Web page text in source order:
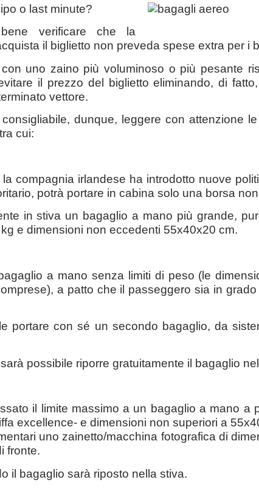
o last minute?
verificare che la
il biglietto non preveda spese extra per i
uno zaino più voluminoso o più pesante
il prezzo del biglietto eliminando, di
vettore.
dunque, leggere con attenzione
cui:
compagnia irlandese ha introdotto nuove
potrà portare in cabina solo una borsa
in stiva un bagaglio a mano più grande,
e dimensioni non eccedenti 55x40x20 cm.
a mano senza limiti di peso (le
a patto che il passeggero sia in
portare con sé un secondo bagaglio, da
possibile riporre gratuitamente il bagaglio
il limite massimo a un bagaglio a mano a
excellence- e dimensioni non superiori a
uno zainetto/macchina fotografica di
fronte.
il bagaglio sarà riposto nella stiva.